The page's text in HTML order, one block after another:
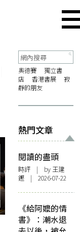
奧德賽
獨立書
店
香港書展
寂
靜的朋友
熱門文章
閱讀的盡頭
時評 | by 王建
鏗 | 2026-07-22
《給阿嬤的情
書》：潮水退